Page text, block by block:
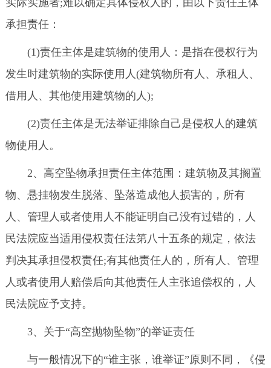
实际实施者;难以确定具体侵权人的，由以下责任主体
承担责任：
(1)责任主体是建筑物的使用人：是指在侵权行为
发生时建筑物的实际使用人(建筑物所有人、承租人、
借用人、其他使用建筑物的人);
(2)责任主体是无法举证排除自己是侵权人的建筑
物使用人。
2、高空坠物承担责任主体范围：建筑物及其搁置
物、悬挂物发生脱落、坠落造成他人损害的，所有
人、管理人或者使用人不能证明自己没有过错的，人
民法院应当适用侵权责任法第八十五条的规定，依法
判决其承担侵权责任;有其他责任人的，所有人、管理
人或者使用人赔偿后向其他责任人主张追偿权的，人
民法院应予支持。
3、关于“高空抛物坠物”的举证责任
与一般情况下的“谁主张，谁举证”原则不同，《侵